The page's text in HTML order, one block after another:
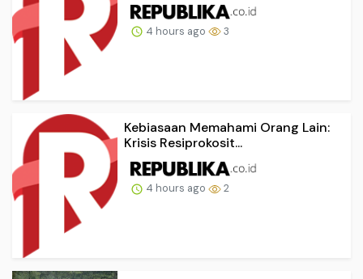
4 hours ago 3
Kebiasaan Memahami Orang Lain:
Krisis Resiprokosit...
4 hours ago 2